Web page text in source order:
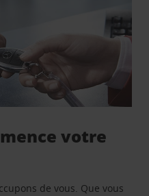
votre
de vous. Que vous